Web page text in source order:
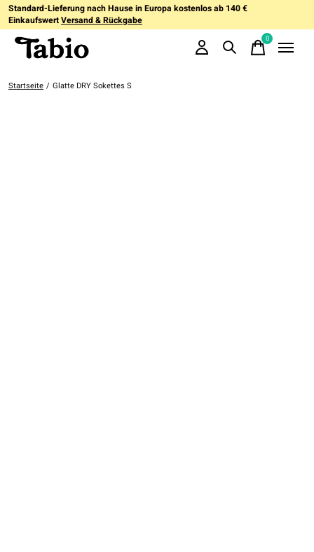
Standard-Lieferung nach Hause in Europa kostenlos ab 140 €
EinkaufswertVersand & Rückgabe
0items
Startseite / Glatte DRY Sokettes S